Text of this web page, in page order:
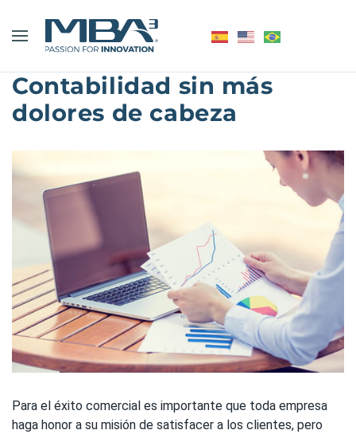
Contabilidad sin más
dolores de cabeza
Para el éxito comercial es importante que toda empresa
haga honor a su misión de satisfacer a los clientes, pero